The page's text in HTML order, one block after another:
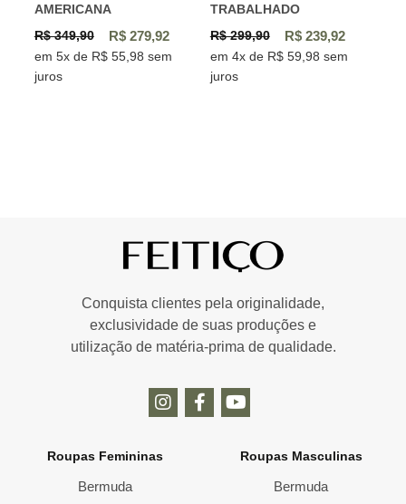
AMERICANA
R$ 349,90
R$ 279,92
em 5x de R$ 55,98 sem
juros
TRABALHADO
R$ 299,90
R$ 239,92
em 4x de R$ 59,98 sem
juros
Conquista clientes pela originalidade,
exclusividade de suas produções e
utilização de matéria-prima de qualidade.
Roupas Femininas
Bermuda
Roupas Masculinas
Bermuda